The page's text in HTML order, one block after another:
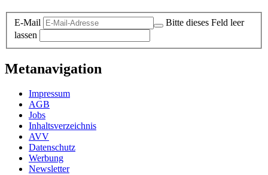
E-Mail
Bitte dieses Feld leer
lassen
Metanavigation
Impressum
AGB
Jobs
Inhaltsverzeichnis
AVV
Datenschutz
Werbung
Newsletter